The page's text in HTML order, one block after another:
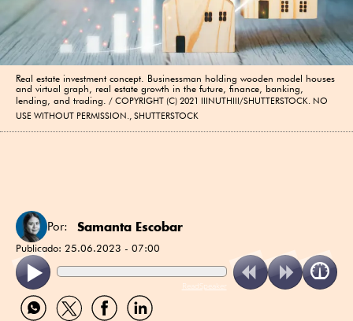
Real estate investment concept. Businessman holding wooden model houses
and virtual graph, real estate growth in the future, finance, banking,
lending, and trading.
COPYRIGHT (C) 2021 IIINUTHIII/SHUTTERSTOCK. NO
USE WITHOUT PERMISSION., SHUTTERSTOCK
Por: Samanta Escobar
Publicado: 25.06.2023 - 07:00
ReadSpeaker
Compartir
por
Compartir
por
Compartir
por
Compartir
por